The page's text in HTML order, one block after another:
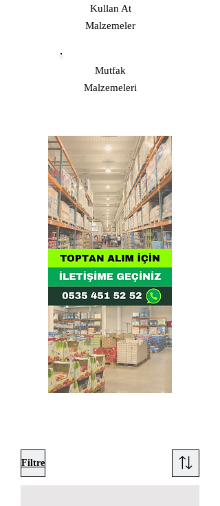
Kullan At
Malzemeler
Mutfak
Malzemeleri
Filtre